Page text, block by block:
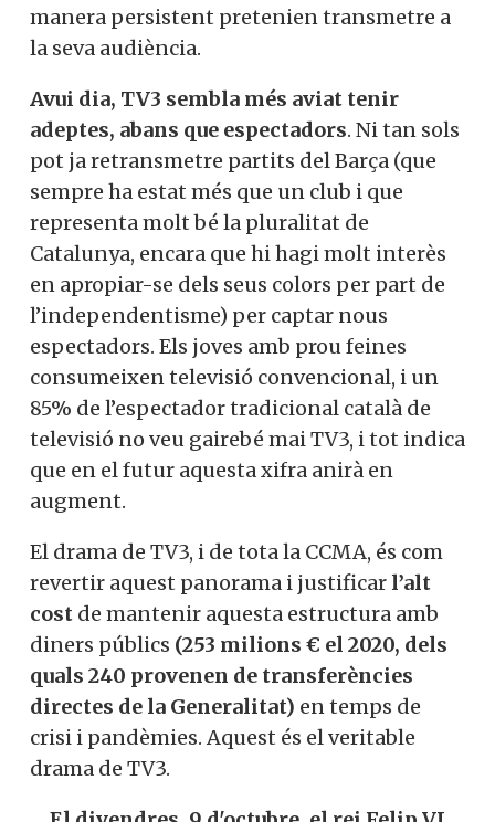
manera persistent pretenien transmetre a
la seva audiència.
Avui dia, TV3 sembla més aviat tenir
adeptes, abans que espectadors. Ni tan sols
pot ja retransmetre partits del Barça (que
sempre ha estat més que un club i que
representa molt bé la pluralitat de
Catalunya, encara que hi hagi molt interès
en apropiar-se dels seus colors per part de
l’independentisme) per captar nous
espectadors. Els joves amb prou feines
consumeixen televisió convencional, i un
85% de l’espectador tradicional català de
televisió no veu gairebé mai TV3, i tot indica
que en el futur aquesta xifra anirà en
augment.
El drama de TV3, i de tota la CCMA, és com
revertir aquest panorama i justificar l’alt
cost de mantenir aquesta estructura amb
diners públics (253 milions € el 2020, dels
quals 240 provenen de transferències
directes de la Generalitat) en temps de
crisi i pandèmies. Aquest és el veritable
drama de TV3.